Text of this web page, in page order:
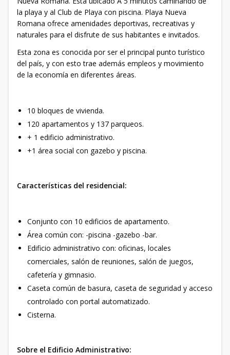
la playa y al Club de Playa con piscina. Playa Nueva
Romana ofrece amenidades deportivas, recreativas y
naturales para el disfrute de sus habitantes e invitados.
Esta zona es conocida por ser el principal punto turístico
del país, y con esto trae además empleos y movimiento
de la economía en diferentes áreas.
10 bloques de vivienda.
120 apartamentos y 137 parqueos.
+ 1 edificio administrativo.
+1 área social con gazebo y piscina.
Características del residencial:
Conjunto con 10 edificios de apartamento.
Área común con: -piscina -gazebo -bar.
Edificio administrativo con: oficinas, locales
comerciales, salón de reuniones, salón de juegos,
cafetería y gimnasio.
Caseta común de basura, caseta de seguridad y acceso
controlado con portal automatizado.
Cisterna.
Sobre el Edificio Administrativo: